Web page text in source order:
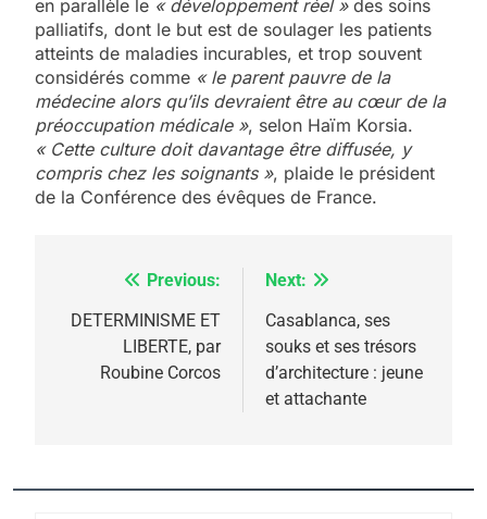
en parallèle le « développement réel »des soins
palliatifs, dont le but est de soulager les patients
atteints de maladies incurables, et trop souvent
considérés comme « le parent pauvre de la
médecine alors qu’ils devraient être au cœur de la
préoccupation médicale », selon Haïm Korsia.
« Cette culture doit davantage être diffusée, y
compris chez les soignants », plaide le président
de la Conférence des évêques de France.
Navigation
de
l’article
Previous:
DETERMINISME ET
LIBERTE, par
Roubine Corcos
Next:
Casablanca, ses
souks et ses trésors
d’architecture : jeune
et attachante
2025, l’année la plus